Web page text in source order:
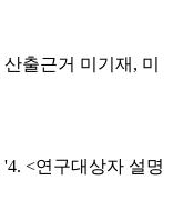
출근거 미기재, 미
'4. <연구대상자 설명